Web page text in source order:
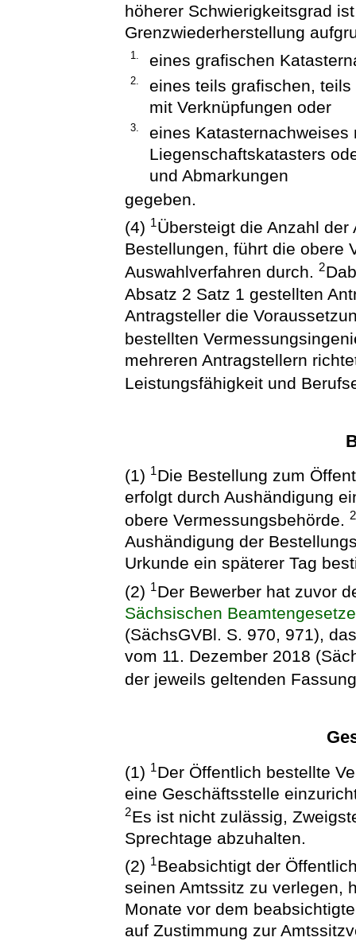
höherer Schwierigkeitsgrad
Grenzwiederherstellung
1. eines grafischen
2.
eines teils grafischen,
mit Verknüpfungen oder
3.
eines
Liegenschaftskatasters
und Abmarkungen
gegeben.
(4) 1Übersteigt die Anzahl
Bestellungen, führt die obere
Auswahlverfahren durch.2
Absatz 2 Satz 1 gestellten
Antragsteller die
bestellten
mehreren Antragstellern
Leistungsfähigkeit und
(1) 1Die Bestellung zum
erfolgt durch Aushändigung
obere Vermessungsbehörde.2
Aushändigung der
Urkunde ein späterer Tag
(2) 1Der Bewerber hat zuvor
Sächsischen
(SächsGVBl. S. 970, 971),
vom 11. Dezember 2018
der jeweils geltenden
(1) 1Der Öffentlich bestellte
eine Geschäftsstelle
2Es ist nicht zulässig,
Sprechtage abzuhalten.
(2) 1Beabsichtigt der
seinen Amtssitz zu verlegen,
Monate vor dem
auf Zustimmung zur